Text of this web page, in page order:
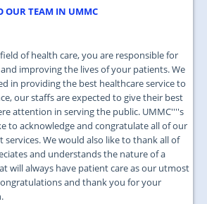
OUR TEAM IN UMMC
of health care, you are responsible for
improving the lives of your patients. We
in providing the best healthcare service to
our staffs are expected to give their best
attention in serving the public. UMMC''''s
to acknowledge and congratulate all of our
We would also like to thank all of
and understands the nature of a
will always have patient care as our utmost
and thank you for your